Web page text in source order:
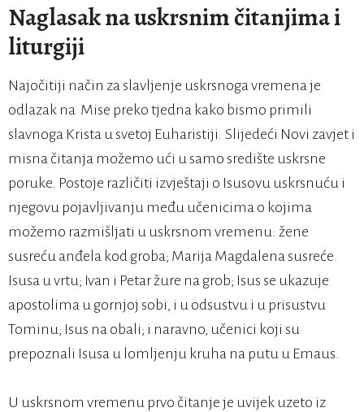
Naglasak na uskrsnim čitanjima i
liturgiji
Najočitiji način za slavljenje uskrsnoga vremena je
odlazak na Mise preko tjedna kako bismo primili
slavnoga Krista u svetoj Euharistiji. Slijedeći Novi zavjet i
misna čitanja možemo ući u samo središte uskrsne
poruke. Postoje različiti izvještaji o Isusovu uskrsnuću i
njegovu pojavljivanju među učenicima o kojima
možemo razmišljati u uskrsnom vremenu: žene
susreću anđela kod groba; Marija Magdalena susreće
Isusa u vrtu; Ivan i Petar žure na grob; Isus se ukazuje
apostolima u gornjoj sobi, i u odsustvu i u prisustvu
Tominu; Isus na obali; i naravno, učenici koji su
prepoznali Isusa u lomljenju kruha na putu u Emaus.
U uskrsnom vremenu prvo čitanje je uvijek uzeto iz